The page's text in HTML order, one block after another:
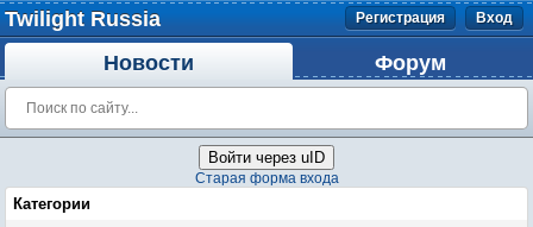
Twilight Russia Регистрация Вход
Новости Форум
Войти через uID
Старая форма входа
Категории